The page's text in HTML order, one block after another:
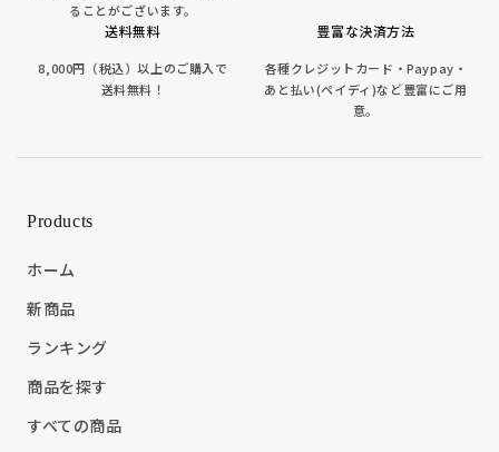
ることがございます。
送料無料
8,000円（税込）以上のご購入で
送料無料！
豊富な決済方法
各種クレジットカード・Paypay・
あと払い(ペイディ)など豊富にご用
意。
Products
ホーム
新商品
ランキング
商品を探す
すべての商品